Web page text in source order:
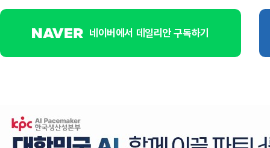
네이버에서 데일리안 구독하기